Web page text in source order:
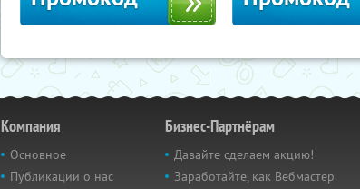
Компания
Основное
Публикации о нас
Бизнес-Партнёрам
Давайте сделаем акцию!
Заработайте, как Вебмастер